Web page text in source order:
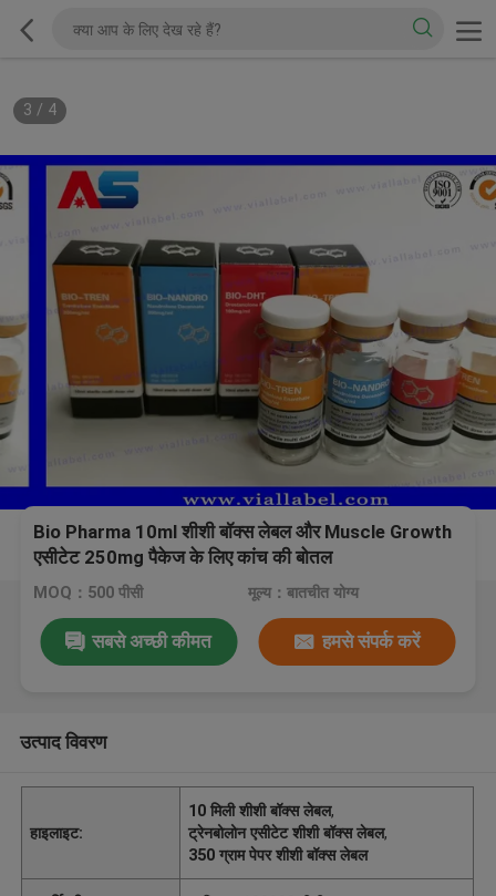
3 / 4
Bio Pharma 10ml शीशी बॉक्स लेबल और Muscle Growth
एसीटेट 250mg पैकेज के लिए कांच की बोतल
MOQ：500 पीसी मूल्य：बातचीत योग्य
सबसे अच्छी कीमत हमसे संपर्क करें
उत्पाद विवरण
हाइलाइट:
10 मिली शीशी बॉक्स लेबल,
ट्रेनबोलोन एसीटेट शीशी बॉक्स लेबल,
350 ग्राम पेपर शीशी बॉक्स लेबल